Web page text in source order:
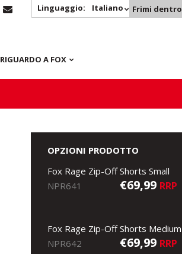
Linguaggio: Italiano Frimi dentro
RIGUARDO A FOX
OPZIONI PRODOTTO
Fox Rage Zip-Off Shorts Small
NPR641
€69,99 RRP
Fox Rage Zip-Off Shorts Medium
NPR642
€69,99 RRP